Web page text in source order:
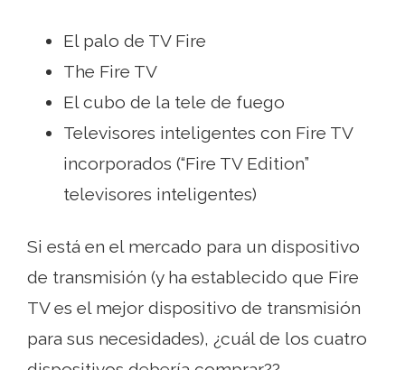
El palo de TV Fire
The Fire TV
El cubo de la tele de fuego
Televisores inteligentes con Fire TV
incorporados (“Fire TV Edition”
televisores inteligentes)
Si está en el mercado para un dispositivo
de transmisión (y ha establecido que Fire
TV es el mejor dispositivo de transmisión
para sus necesidades), ¿cuál de los cuatro